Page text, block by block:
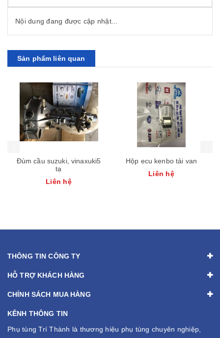
Nội dung đang được cập nhật...
Sản phẩm liên quan
Đùm cầu suzuki, vinaxuki5
tạ
Liên hệ
Hộp ecu kenbo tải van
Liên hệ
THÔNG TIN CÔNG TY
HỖ TRỢ KHÁCH HÀNG
CHÍNH SÁCH MUA HÀNG
KÊNH THÔNG TIN
Phụ tùng Trí Thành là thương hiệu phụ tùng chuyên nghiệp,